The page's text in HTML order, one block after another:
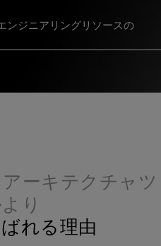
ンジニアリングリソースの
ーキテクチャツ
り
れる理由